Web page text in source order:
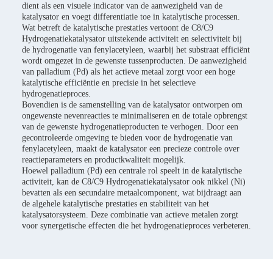
dient als een visuele indicator van de aanwezigheid van de
katalysator en voegt differentiatie toe in katalytische processen.
Wat betreft de katalytische prestaties vertoont de C8/C9
Hydrogenatiekatalysator uitstekende activiteit en selectiviteit bij
de hydrogenatie van fenylacetyleen, waarbij het substraat efficiënt
wordt omgezet in de gewenste tussenproducten. De aanwezigheid
van palladium (Pd) als het actieve metaal zorgt voor een hoge
katalytische efficiëntie en precisie in het selectieve
hydrogenatieproces.
Bovendien is de samenstelling van de katalysator ontworpen om
ongewenste nevenreacties te minimaliseren en de totale opbrengst
van de gewenste hydrogenatieproducten te verhogen. Door een
gecontroleerde omgeving te bieden voor de hydrogenatie van
fenylacetyleen, maakt de katalysator een precieze controle over
reactieparameters en productkwaliteit mogelijk.
Hoewel palladium (Pd) een centrale rol speelt in de katalytische
activiteit, kan de C8/C9 Hydrogenatiekatalysator ook nikkel (Ni)
bevatten als een secundaire metaalcomponent, wat bijdraagt aan
de algehele katalytische prestaties en stabiliteit van het
katalysatorsysteem. Deze combinatie van actieve metalen zorgt
voor synergetische effecten die het hydrogenatieproces verbeteren.